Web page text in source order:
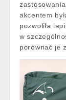
akcentem
pozwoliła
w
porównać je